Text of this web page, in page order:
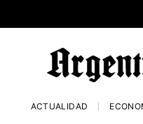
ACTUALIDAD